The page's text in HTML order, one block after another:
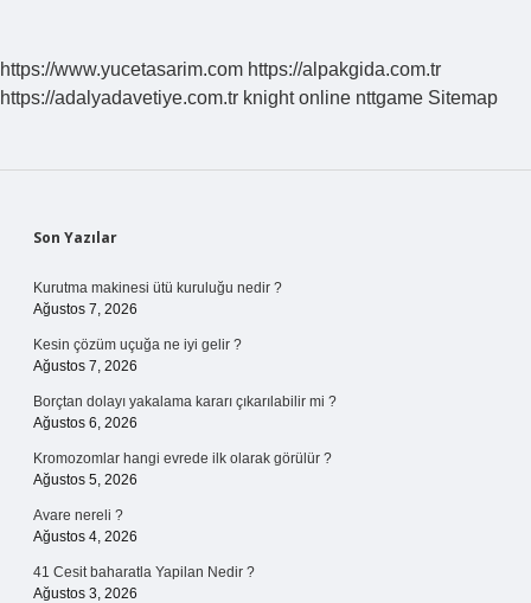
https://www.yucetasarim.com https://alpakgida.com.tr
https://adalyadavetiye.com.tr knight online nttgame Sitemap
Sidebar
Son Yazılar
Kurutma makinesi ütü kuruluğu nedir ?
Ağustos 7, 2026
Kesin çözüm uçuğa ne iyi gelir ?
Ağustos 7, 2026
Borçtan dolayı yakalama kararı çıkarılabilir mi ?
Ağustos 6, 2026
Kromozomlar hangi evrede ilk olarak görülür ?
Ağustos 5, 2026
Avare nereli ?
Ağustos 4, 2026
41 Cesit baharatla Yapilan Nedir ?
Ağustos 3, 2026